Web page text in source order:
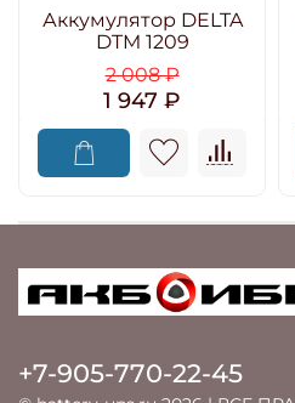
Аккумулятор DELTA
DTM 1209
2 008 ₽
1 947 ₽
+7-905-770-22-45